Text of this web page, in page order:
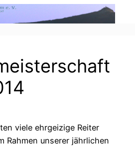
viele ehrgeizige Reiter
Rahmen unserer jährlichen